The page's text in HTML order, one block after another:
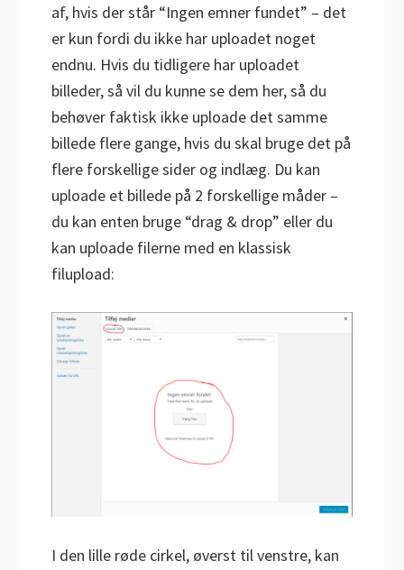
af, hvis der står “Ingen emner fundet” – det
er kun fordi du ikke har uploadet noget
endnu. Hvis du tidligere har uploadet
billeder, så vil du kunne se dem her, så du
behøver faktisk ikke uploade det samme
billede flere gange, hvis du skal bruge det på
flere forskellige sider og indlæg. Du kan
uploade et billede på 2 forskellige måder –
du kan enten bruge “drag & drop” eller du
kan uploade filerne med en klassisk
filupload:
I den lille røde cirkel, øverst til venstre, kan